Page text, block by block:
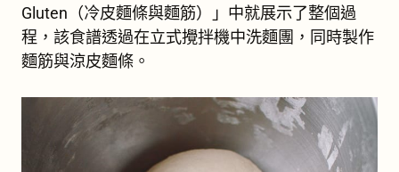
Gluten（冷皮麵條與麵筋）」中就展示了整個過
程，該食譜透過在立式攪拌機中洗麵團，同時製作
麵筋與涼皮麵條。